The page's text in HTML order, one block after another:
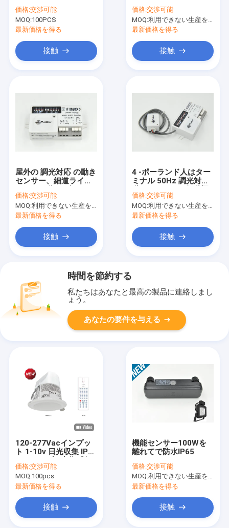
ベイ ミニサイズ MW モ
ーション検出センサー
価格:交渉可能
MOQ:100PCS
最新価格を得る
接触
価格:交渉可能
MOQ:利用できない生産を、停止しなさい。
最新価格を得る
接触
屋外の 調光対応 の動き
センサー、細道ライト
ンサー
価格:交渉可能
MOQ:利用できない生産を、停止しなさい。
最新価格を得る
接触
4 -ポーランド人はター
ミナル 50Hz 調光対応
知機センサーを押しま
す
価格:交渉可能
MOQ:利用できない生産を、停止しなさい。
最新価格を得る
接触
時間を節約する
私たちはあなたと最高の製品に連絡しまし
ょう。
あなたの要件を与える
120-277Vacインプッ
ト 1-10v 日光収集 IP20
器
価格:交渉可能
MOQ:100pcs
最新価格を得る
接触
機能センサー100Wを
離れてで防水IP65
価格:交渉可能
MOQ:利用できない生産を、停止しなさい。
最新価格を得る
接触